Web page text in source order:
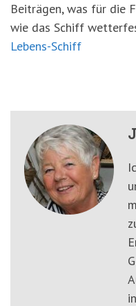
Beiträgen, was für die
wie das Schiff
Lebens-Schiff